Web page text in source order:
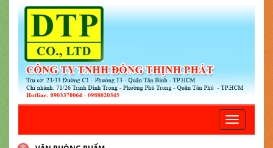
Toggle